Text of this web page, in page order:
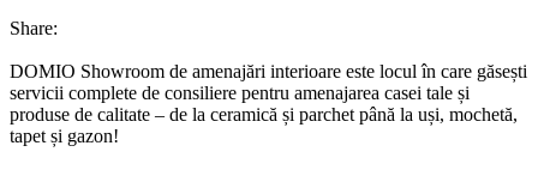
Share:
DOMIO Showroom de amenajări interioare este locul în care găsești
servicii complete de consiliere pentru amenajarea casei tale și
produse de calitate – de la ceramică și parchet până la uși, mochetă,
tapet și gazon!